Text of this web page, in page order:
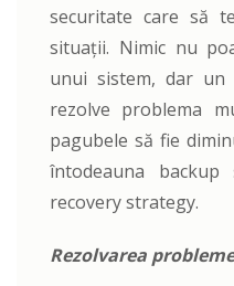
securitate care să
situații. Nimic nu
unui sistem, dar
rezolve problema
pagubele să fie
întodeauna
recovery strategy.
Rezolvarea